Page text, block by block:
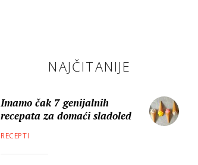
NAJČITANIJE
Imamo čak 7 genijalnih
recepata za domaći sladoled
RECEPTI